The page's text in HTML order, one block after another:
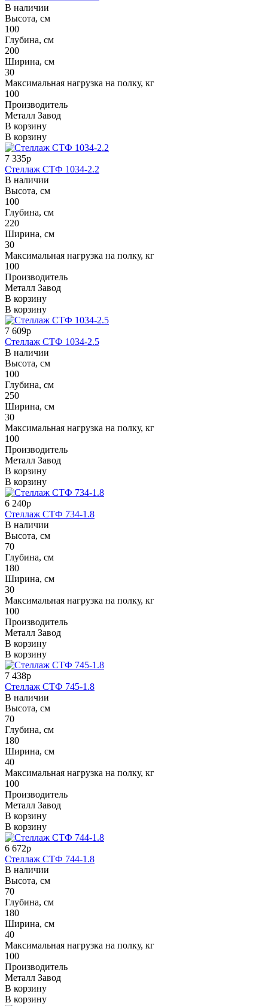
В наличии
Высота, см
100
Глубина, см
200
Ширина, см
30
Максимальная нагрузка на полку, кг
100
Производитель
Металл Завод
В корзину
В корзину
7 335р
Стеллаж СТФ 1034-2.2
В наличии
Высота, см
100
Глубина, см
220
Ширина, см
30
Максимальная нагрузка на полку, кг
100
Производитель
Металл Завод
В корзину
В корзину
7 609р
Стеллаж СТФ 1034-2.5
В наличии
Высота, см
100
Глубина, см
250
Ширина, см
30
Максимальная нагрузка на полку, кг
100
Производитель
Металл Завод
В корзину
В корзину
6 240р
Стеллаж СТФ 734-1.8
В наличии
Высота, см
70
Глубина, см
180
Ширина, см
30
Максимальная нагрузка на полку, кг
100
Производитель
Металл Завод
В корзину
В корзину
7 438р
Стеллаж СТФ 745-1.8
В наличии
Высота, см
70
Глубина, см
180
Ширина, см
40
Максимальная нагрузка на полку, кг
100
Производитель
Металл Завод
В корзину
В корзину
6 672р
Стеллаж СТФ 744-1.8
В наличии
Высота, см
70
Глубина, см
180
Ширина, см
40
Максимальная нагрузка на полку, кг
100
Производитель
Металл Завод
В корзину
В корзину